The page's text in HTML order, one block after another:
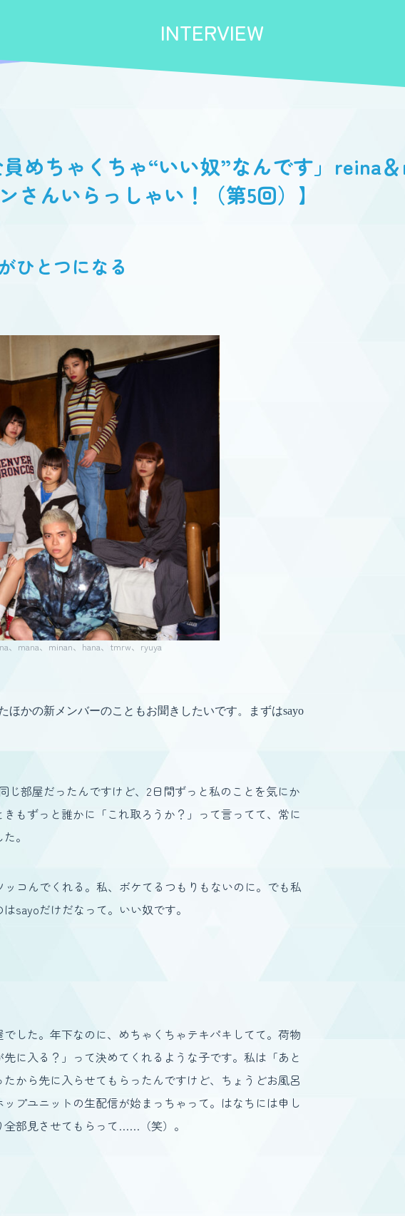
INTERVIEW
めちゃくちゃ“いい奴”なんです」reina
さんいらっしゃい！（第5回）】
ひとつになる
、mana、minan、hana、tmrw、ryuya
ほかの新メンバーのこともお聞きしたいです。まずはsayo
じ部屋だったんですけど、2日間ずっと私のことを気にか
もずっと誰かに「これ取ろうか？」って言ってて、常に
。
コんでくれる。私、ボケてるつもりもないのに。でも私
sayoだけだなって。いい奴です。
した。年下なのに、めちゃくちゃテキパキしてて。荷物
に入る？」って決めてくれるような子です。私は「あと
から先に入らせてもらったんですけど、ちょうどお風呂
プユニットの生配信が始まっちゃって。はなちには申し
部見させてもらって……（笑）。